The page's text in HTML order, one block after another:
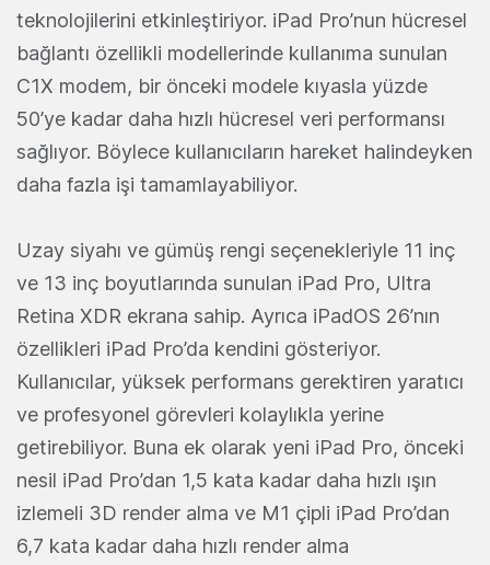
teknolojilerini etkinleştiriyor. iPad Pro’nun hücresel
bağlantı özellikli modellerinde kullanıma sunulan
C1X modem, bir önceki modele kıyasla yüzde
50’ye kadar daha hızlı hücresel veri performansı
sağlıyor. Böylece kullanıcıların hareket halindeyken
daha fazla işi tamamlayabiliyor.
Uzay siyahı ve gümüş rengi seçenekleriyle 11 inç
ve 13 inç boyutlarında sunulan iPad Pro, Ultra
Retina XDR ekrana sahip. Ayrıca iPadOS 26’nın
özellikleri iPad Pro’da kendini gösteriyor.
Kullanıcılar, yüksek performans gerektiren yaratıcı
ve profesyonel görevleri kolaylıkla yerine
getirebiliyor. Buna ek olarak yeni iPad Pro, önceki
nesil iPad Pro’dan 1,5 kata kadar daha hızlı ışın
izlemeli 3D render alma ve M1 çipli iPad Pro’dan
6,7 kata kadar daha hızlı render alma